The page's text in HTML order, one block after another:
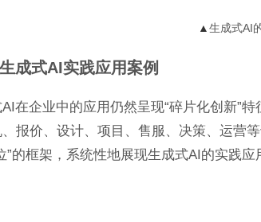
▲生成式AI
成式AI实践应用案例
在企业中的应用仍然呈现“碎片化创新”
报价、设计、项目、售服、决策、运营
”的框架，系统性地展现生成式AI的实践